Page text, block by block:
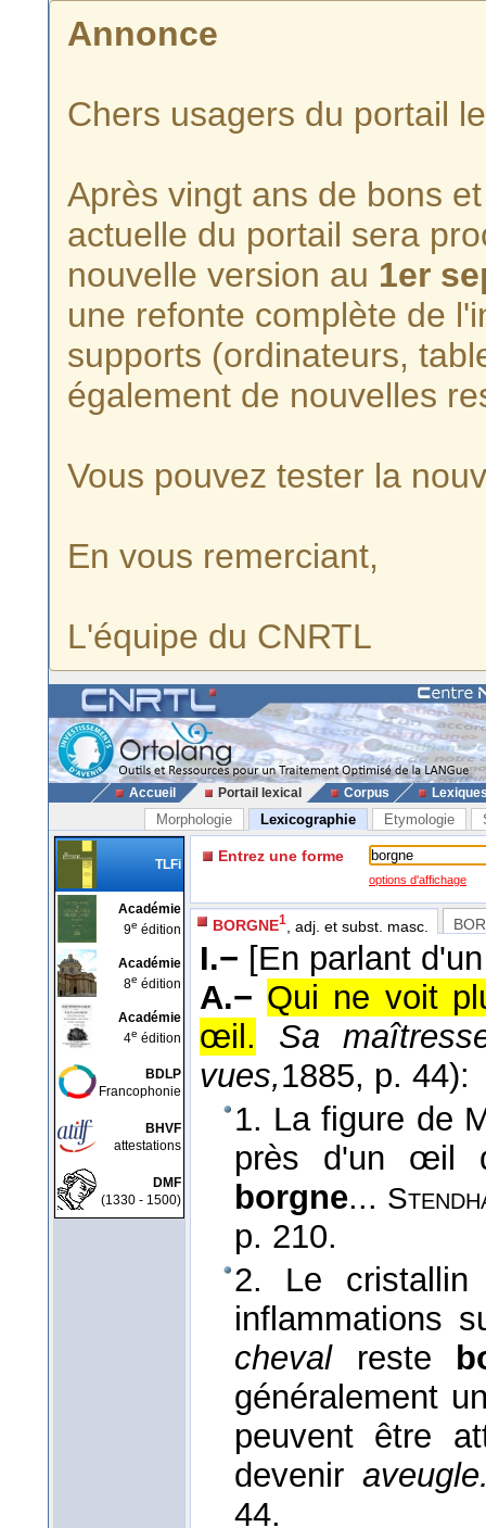
Annonce
Chers usagers du portail
Après vingt ans de bons
actuelle du portail sera
nouvelle version au 1er
une refonte complète de
supports (ordinateurs,
également de nouvelles
Vous pouvez tester la
En vous remerciant,
L'équipe du CNRTL
Accueil Portail lexical Corpus
Morphologie Lexicographie Etymologie
TLFi
Académie
9e édition
Académie
8e édition
Académie
4e édition
BDLP
Francophonie
BHVF
attestations
DMF
(1330 - 1500)
Entrez une forme
options d'affichage
BORGNE1 , adj. et subst. masc.
I.− [En parlant
A.− Qui ne voit
œil.
Sa
vues,1885, p. 44):
1. La figure de
près d'un œil
borgne...
p. 210.
2. Le
inflammations
chevalreste
généralement
peuvent être
devenir
44.